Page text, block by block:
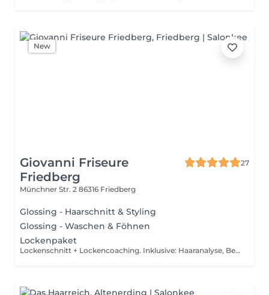
New
Giovanni Friseure
Friedberg
27
Münchner Str. 2 86316 Friedberg
Glossing - Haarschnitt & Styling
Glossing - Waschen & Föhnen
Lockenpaket
Lockenschnitt + Lockencoaching. Inklusive: Haaranalyse, Beratung, individueller Lockenschnitt, Detox-Wäsche, Intensiv Maske, Diffusor-Styling, Pflege & Stylingberatung. Bitte mit frisch gewaschenen Haaren kommen, ohne Zopf.